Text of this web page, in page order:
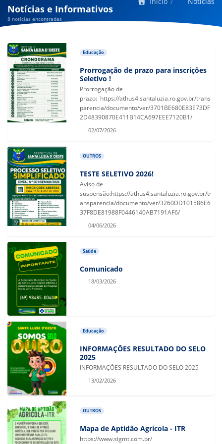
Notícias e Informativos
8 notícias encontradas
Educação
Prorrogação de prazo para inscrições
Seletivo !
Prorrogação de
prazo: https://athus4.santaluzia.ro.gov.br/trans
parencia/documento/ver/3701BE680E83E73DF
2D48390870E411B14CA697EEE7120B1/
02/07/2026
OUTROS
TESTE SELETIVO 2026!
Aviso de
suspensão:https://athus4.santaluzia.ro.gov.br/tr
ansparencia/documento/ver/3260DD101586E6
37F8DE81988F0446140AB7191AF6/
04/06/2026
Saúde
Comunicado
18/03/2026
Educação
INFORMAÇÕES RESULTADO DO SELO
2025
INFORMAÇÕES RESULTADO DO SELO 2025
13/02/2026
OUTROS
Mapa de Aptidão Agrícola - ITR
https://www.sigmt.com.br/